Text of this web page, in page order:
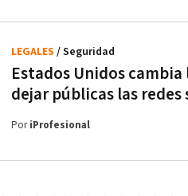
Estados Unidos cambia
dejar públicas las redes
LEGALES / Seguridad
PoriProfesional